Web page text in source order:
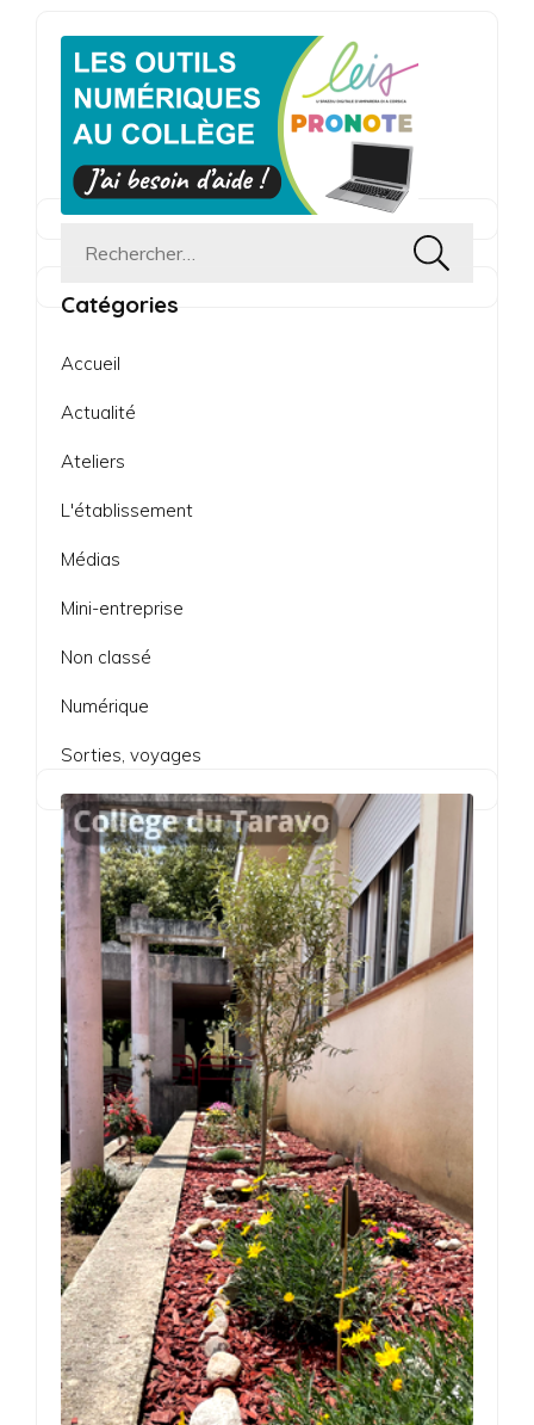
Rechercher :
Catégories
Accueil
Actualité
Ateliers
L'établissement
Médias
Mini-entreprise
Non classé
Numérique
Sorties, voyages